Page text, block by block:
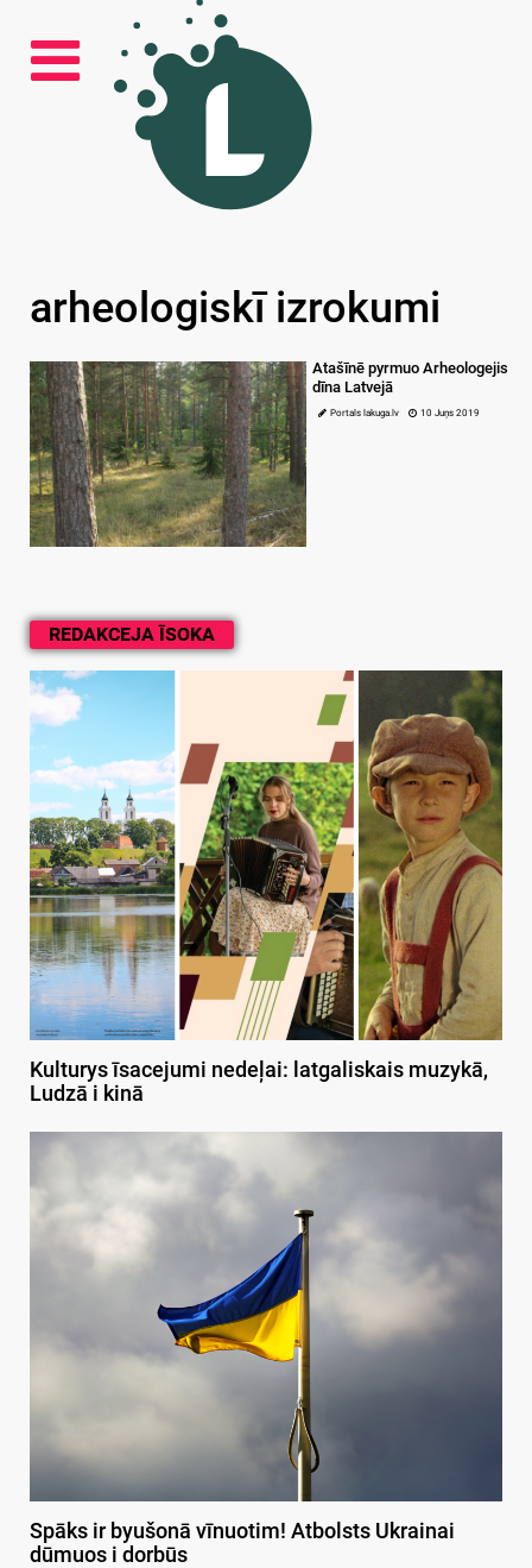
REDAKCEJA ĪSOKA
Kulturys īsacejumi nedeļai: latgaliskais muzykā,
Ludzā i kinā
Spāks ir byušonā vīnuotim! Atbolsts Ukrainai
dūmuos i dorbūs
arheologiskī izrokumi
Atašīnē pyrmuo Arheologejis
dīna Latvejā
Portals lakuga.lv 10 Juņs 2019